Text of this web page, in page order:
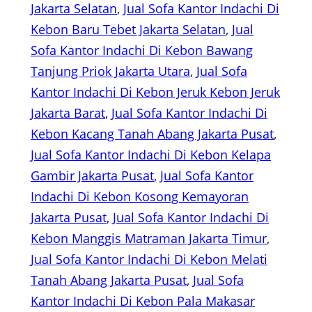
Jakarta Selatan, Jual Sofa Kantor Indachi Di
Kebon Baru Tebet Jakarta Selatan, Jual
Sofa Kantor Indachi Di Kebon Bawang
Tanjung Priok Jakarta Utara, Jual Sofa
Kantor Indachi Di Kebon Jeruk Kebon Jeruk
Jakarta Barat, Jual Sofa Kantor Indachi Di
Kebon Kacang Tanah Abang Jakarta Pusat
Jual Sofa Kantor Indachi Di Kebon Kelapa
Gambir Jakarta Pusat, Jual Sofa Kantor
Indachi Di Kebon Kosong Kemayoran
Jakarta Pusat, Jual Sofa Kantor Indachi Di
Kebon Manggis Matraman Jakarta Timur
Jual Sofa Kantor Indachi Di Kebon Melati
Tanah Abang Jakarta Pusat, Jual Sofa
Kantor Indachi Di Kebon Pala Makasar